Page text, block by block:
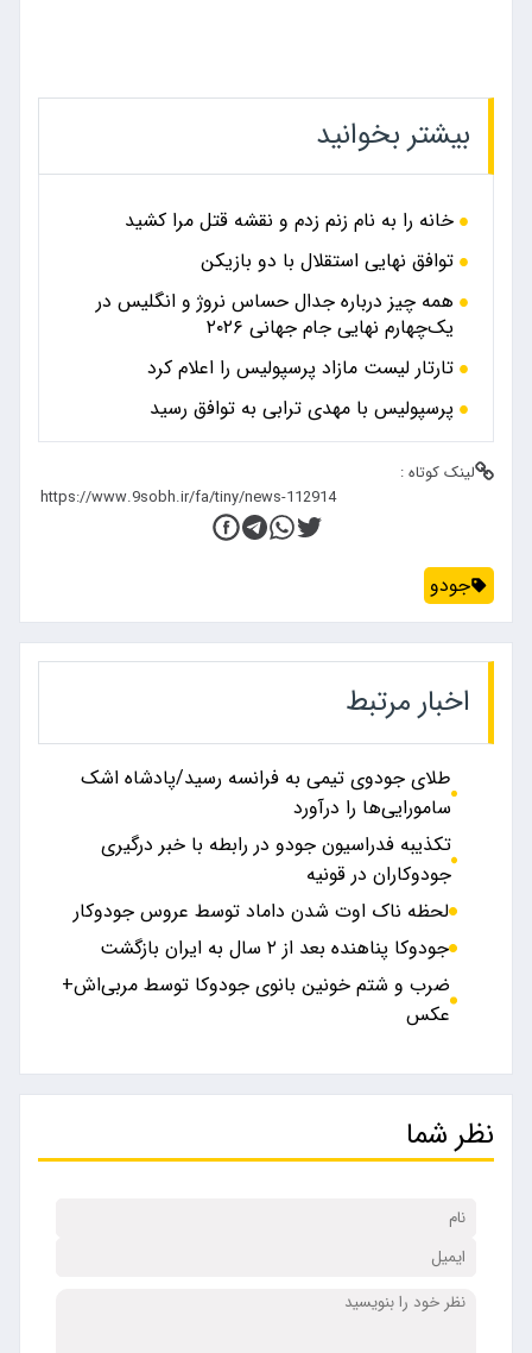
بیشتر بخوانید
خانه را به نام زنم زدم و نقشه قتل مرا کشید
توافق نهایی استقلال با دو بازیکن
همه چیز درباره جدال حساس نروژ و انگلیس در
یک‌چهارم نهایی جام جهانی ۲۰۲۶
تارتار لیست مازاد پرسپولیس را اعلام کرد
پرسپولیس با مهدی ترابی به توافق رسید
لینک کوتاه :
جودو
اخبار مرتبط
طلای جودوی تیمی به فرانسه رسید/پادشاه اشک
سامورایی‌ها را درآورد
تکذیبه فدراسیون جودو در رابطه با خبر درگیری
جودوکاران در قونیه
لحظه ناک اوت شدن داماد توسط عروس جودوکار
جودوکا پناهنده بعد از ۲ سال به ایران بازگشت
ضرب و شتم خونین بانوی جودوکا توسط مربی‌اش+
عکس
نظر شما